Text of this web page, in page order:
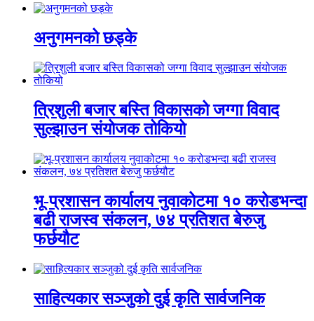
अनुगमनको छड्के
त्रिशुली बजार बस्ति विकासको जग्गा विवाद
सुल्झाउन संयोजक तोकियो
भू-प्रशासन कार्यालय नुवाकोटमा १० करोडभन्दा
बढी राजस्व संकलन, ७४ प्रतिशत बेरुजु
फर्छयौट
साहित्यकार सञ्जुको दुई कृति सार्वजनिक